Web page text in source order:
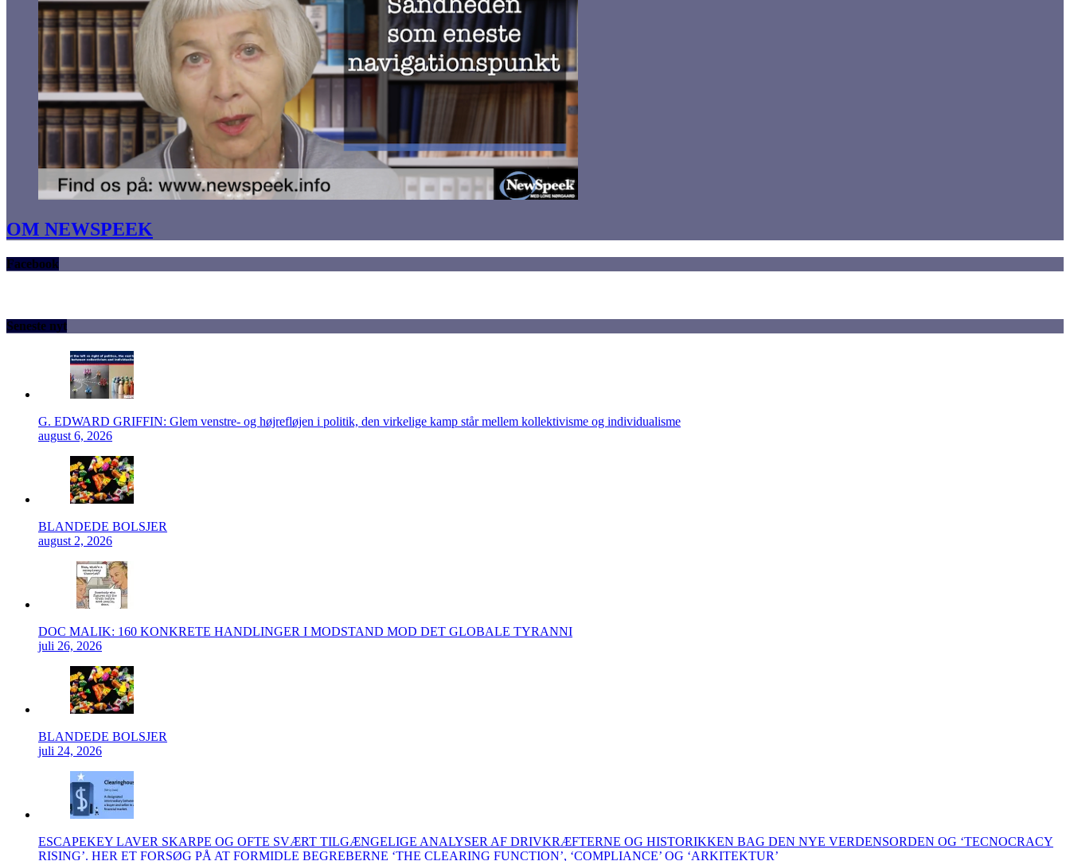
OM NEWSPEEK
Facebook
Seneste nyt
G. EDWARD GRIFFIN: Glem venstre- og højrefløjen i politik, den virkelige kamp står mellem kollektivisme og individualisme
august 6, 2026
BLANDEDE BOLSJER
august 2, 2026
DOC MALIK: 160 KONKRETE HANDLINGER I MODSTAND MOD DET GLOBALE TYRANNI
juli 26, 2026
BLANDEDE BOLSJER
juli 24, 2026
ESCAPEKEY LAVER SKARPE OG OFTE SVÆRT TILGÆNGELIGE ANALYSER AF DRIVKRÆFTERNE OG HISTORIKKEN BAG DEN NYE VERDENSORDEN OG ‘TECNOCRACY
RISING’. HER ET FORSØG PÅ AT FORMIDLE BEGREBERNE ‘THE CLEARING FUNCTION’, ‘COMPLIANCE’ OG ‘ARKITEKTUR’